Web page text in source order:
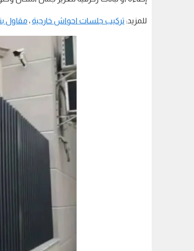
للمزيد: تركيب جلسات احواش خارجية ،مقاول